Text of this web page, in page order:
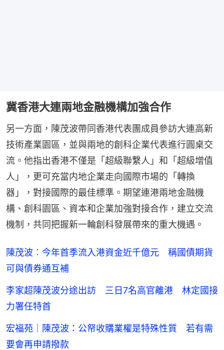
冀香港大連兩地金融機構加強合作
另一方面，陳茂波帶同香港代表團成員參訪大連高新
技術產業園區，並與兩地的創科企業代表進行圓桌交
流。他指出香港不僅是「超級聯繫人」和「超級增值
人」，更可充當内地企業走向國際市場的「轉換
器」，對接國際的最佳標準。期望連港兩地金融機
構、創科園區、資本和企業加強對接合作，建立交流
機制，共同把握新一輪創科發展帶來的重大機遇。
陳茂波︰今年首季流入港資金近千億元 稱國債期貨
可與債券通互補
李家超陳茂波分途出訪 三日7名高官離港 林定國接
力署任特首
宏福苑｜陳茂波：公帑收購業權是特殊性質 若有需
要會再申請撥款